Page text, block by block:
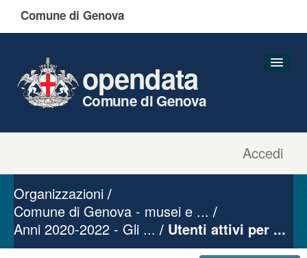
Comune di Genova
Accedi
opendata
Comune di Genova
Gruppi
Informazioni
Organizzazioni
Comune di Genova - musei e ...
Anni 2020-2022 - Gli ...
Utenti attivi per ...